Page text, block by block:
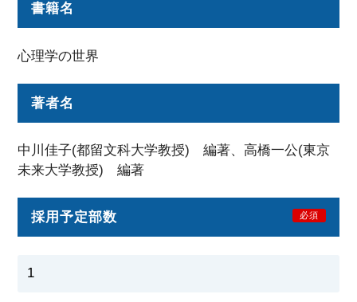
書籍名
心理学の世界
著者名
中川佳子(都留文科大学教授) 編著、高橋一公(東京
未来大学教授) 編著
採用予定部数 必須